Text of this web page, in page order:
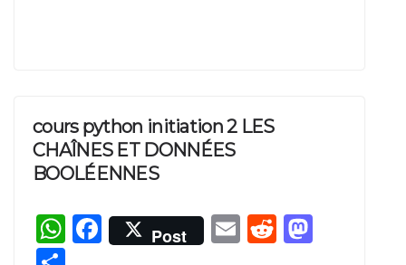
cours python initiation 2 LES
CHAÎNES ET DONNÉES
BOOLÉENNES
W F
a
Post
E
R